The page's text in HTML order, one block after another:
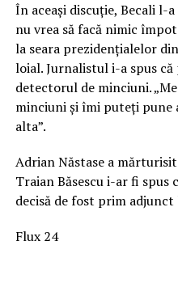
În aceași discuție, Becali l-
nu vrea să facă nimic
la seara prezidențialelor
loial. Jurnalistul i-a spus
detectorul de minciuni.
minciuni și îmi puteți pune
alta”.
Adrian Năstase a
Traian Băsescu i-ar fi spus
decisă de fost prim adjunct
Flux 24